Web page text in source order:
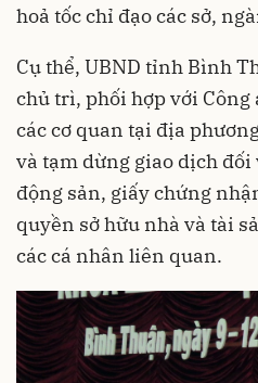
hoả tốc chỉ đạo các sở,
Cụ thể, UBND tỉnh Bình
chủ trì, phối hợp với Công
các cơ quan tại địa
và tạm dừng giao dịch đối
động sản, giấy chứng
quyền sở hữu nhà và tài
các cá nhân liên quan.